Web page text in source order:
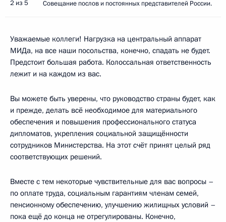
2 из 5 Совещание послов и постоянных представителей России.
Уважаемые коллеги! Нагрузка на центральный аппарат
МИДа, на все наши посольства, конечно, спадать не будет.
Предстоит большая работа. Колоссальная ответственность
лежит и на каждом из вас.
Вы можете быть уверены, что руководство страны будет, как
и прежде, делать всё необходимое для материального
обеспечения и повышения профессионального статуса
дипломатов, укрепления социальной защищённости
сотрудников Министерства. На этот счёт принят целый ряд
соответствующих решений.
Вместе с тем некоторые чувствительные для вас вопросы –
по оплате труда, социальным гарантиям членам семей,
пенсионному обеспечению, улучшению жилищных условий –
пока ещё до конца не отрегулированы. Конечно,